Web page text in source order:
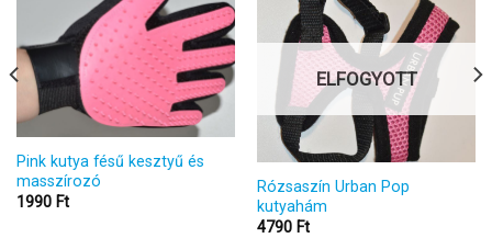
Pink kutya fésű kesztyű és
masszírozó
1990 Ft
ELFOGYOTT
Rózsaszín Urban Pop
kutyahám
4790 Ft